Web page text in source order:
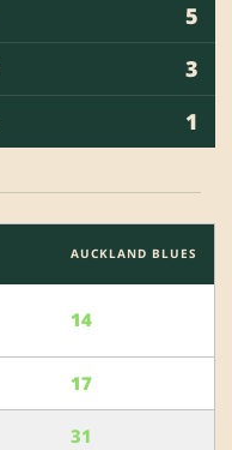
5
3
1
AUCKLAND BLUES
14
17
31